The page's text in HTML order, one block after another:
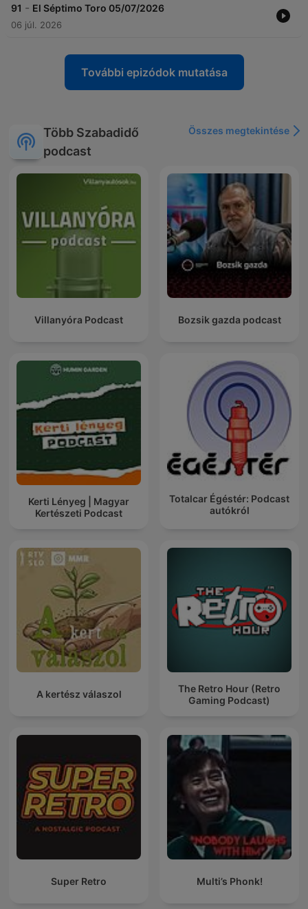
91 - El Séptimo Toro 05/07/2026
06 júl. 2026
További epizódok mutatása
Több Szabadidő
podcast
Összes megtekintése
Villanyóra Podcast Bozsik gazda podcast
Kerti Lényeg | Magyar
Kertészeti Podcast
Totalcar Égéstér: Podcast
autókról
A kertész válaszol
The Retro Hour (Retro
Gaming Podcast)
Super Retro Multi’s Phonk!